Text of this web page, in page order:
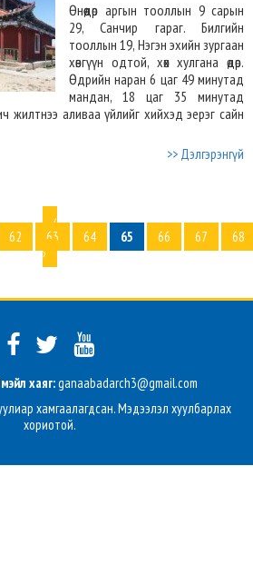
Өнөөдөр аргын тооллын 9 сарын
29, Санчир гараг. Билгийн
тооллын 19, Нэгэн эхийн зургаан
хөвгүүн одтой, хөх хулгана өдөр.
Өдрийн наран 6 цаг 49 минутад
мандан, 18 цаг 35 минутад
жилтнээ аливаа үйлийг хийхэд эерэг сайн
>> Дэлгэрэнгүй
‹
62 63 64 65 66 67
68
›
хаяг:ganaabadarch3@gmail.com
хамгаалагдсан. Мэдээлэл хуулбарлах
хориотой.